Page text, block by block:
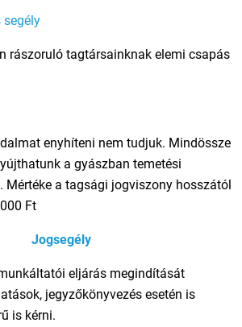
segély
rászoruló tagtársainknak elemi csapás
enyhíteni nem tudjuk. Mindössze
a gyászban temetési
Mértéke a tagsági jogviszony hosszától
Ft
Jogsegély
eljárás megindítását
jegyzőkönyvezés esetén is
is kérni.